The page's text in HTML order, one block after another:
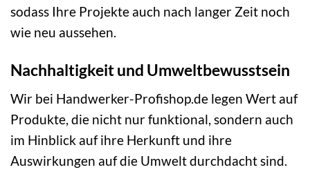
sodass Ihre Projekte auch nach langer Zeit noch
wie neu aussehen.
Nachhaltigkeit und Umweltbewusstsein
Wir bei Handwerker-Profishop.de legen Wert auf
Produkte, die nicht nur funktional, sondern auch
im Hinblick auf ihre Herkunft und ihre
Auswirkungen auf die Umwelt durchdacht sind.